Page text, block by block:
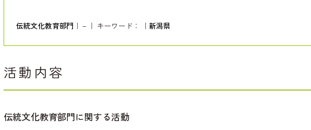
伝統文化教育部門 ｜－｜ キーワード： 新潟県
活動内容
伝統文化教育部門に関する活動